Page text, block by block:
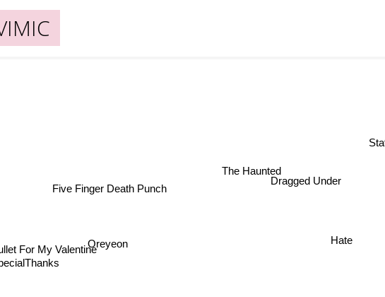
Hate
Dragged Under
The Haunted
Oreyeon
Five Finger Death Punch
For My Valentine